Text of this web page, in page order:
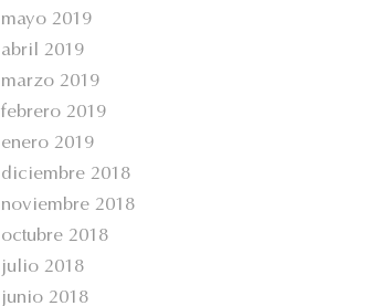
mayo 2019
abril 2019
marzo 2019
febrero 2019
enero 2019
diciembre 2018
noviembre 2018
octubre 2018
julio 2018
junio 2018